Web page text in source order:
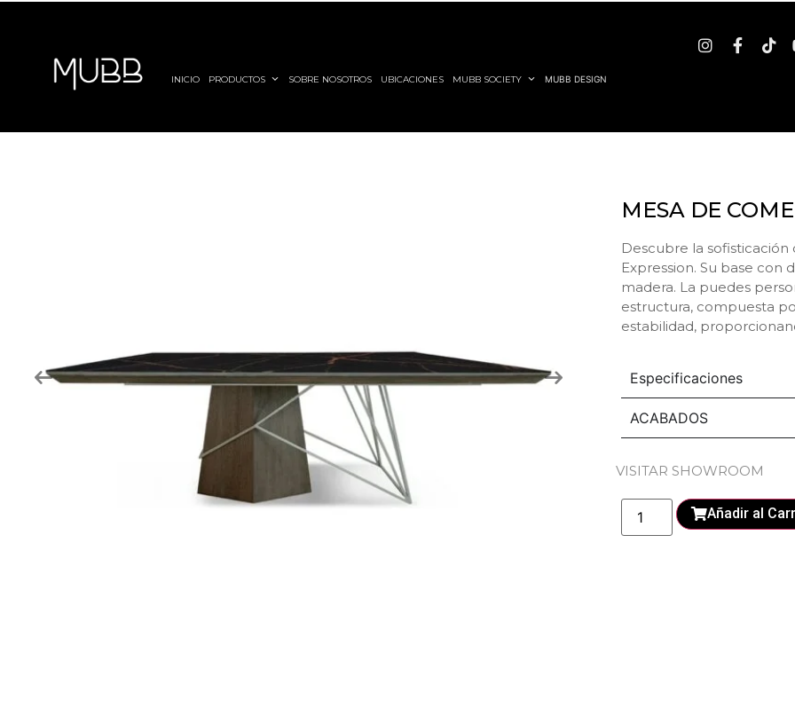
INICIO PRODUCTOS SOBRE NOSOTROS UBICACIONES MUBB SOCIETY MUBB DESIGN
MESA DE
Descubre la
Expression. Su base con
madera. La puedes
estructura, compuesta
estabilidad,
Especificaciones
ACABADOS
VISITAR SHOWROOM
Añadir al